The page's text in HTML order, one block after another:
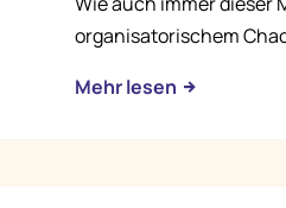
organisatorischem
Mehr lesen